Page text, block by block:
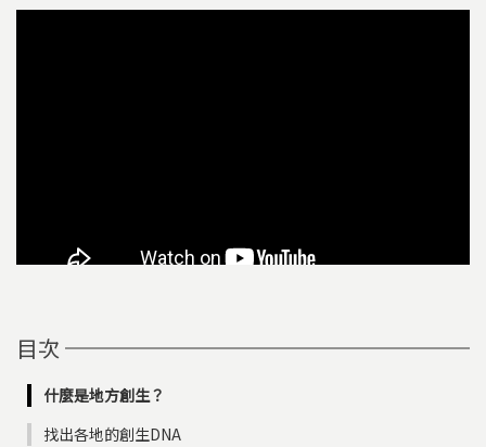
目次
什麼是地方創生？
找出各地的創生DNA